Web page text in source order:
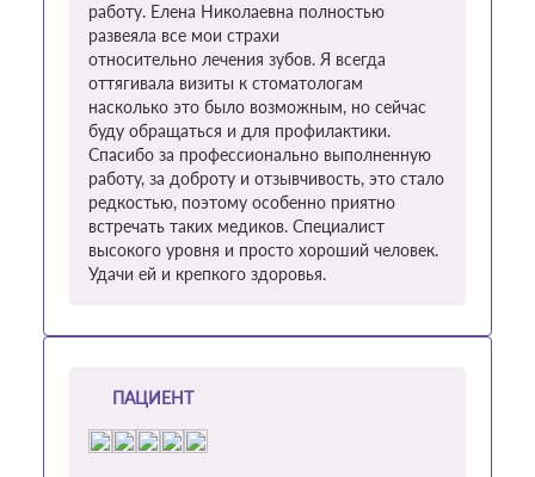
работу. Елена Николаевна полностью
развеяла все мои страхи
относительно лечения зубов. Я всегда
оттягивала визиты к стоматологам
насколько это было возможным, но сейчас
буду обращаться и для профилактики.
Спасибо за профессионально выполненную
работу, за доброту и отзывчивость, это стало
редкостью, поэтому особенно приятно
встречать таких медиков. Специалист
высокого уровня и просто хороший человек.
Удачи ей и крепкого здоровья.
ПАЦИЕНТ